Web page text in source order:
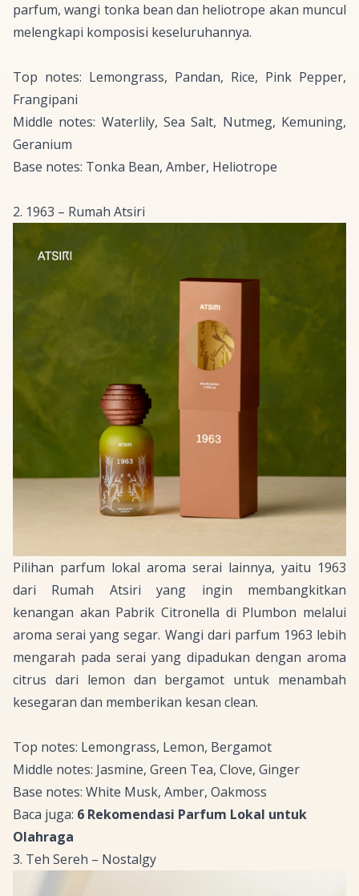
parfum, wangi tonka bean dan heliotrope akan muncul
melengkapi komposisi keseluruhannya.
Top notes: Lemongrass, Pandan, Rice, Pink Pepper,
Frangipani
Middle notes: Waterlily, Sea Salt, Nutmeg, Kemuning,
Geranium
Base notes: Tonka Bean, Amber, Heliotrope
2. 1963 – Rumah Atsiri
Pilihan parfum lokal aroma serai lainnya, yaitu 1963
dari Rumah Atsiri yang ingin membangkitkan
kenangan akan Pabrik Citronella di Plumbon melalui
aroma serai yang segar. Wangi dari parfum 1963 lebih
mengarah pada serai yang dipadukan dengan aroma
citrus dari lemon dan bergamot untuk menambah
kesegaran dan memberikan kesan clean.
Top notes: Lemongrass, Lemon, Bergamot
Middle notes: Jasmine, Green Tea, Clove, Ginger
Base notes: White Musk, Amber, Oakmoss
Baca juga: 6 Rekomendasi Parfum Lokal untuk
Olahraga
3. Teh Sereh – Nostalgy